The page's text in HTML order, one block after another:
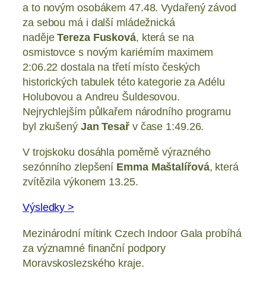
a to novým osobákem 47.48. Vydařený závod
za sebou má i další mládežnická
nadějeTereza Fusková, která se na
osmistovce s novým kariérním maximem
2:06.22 dostala na třetí místo českých
historických tabulek této kategorie za Adélu
Holubovou a Andreu Šuldesovou.
Nejrychlejším půlkařem národního programu
byl zkušený Jan Tesařv čase 1:49.26.
V trojskoku dosáhla poměrně výrazného
sezónního zlepšení Emma Maštalířová, která
zvítězila výkonem 13.25.
Výsledky >
Mezinárodní mítink Czech Indoor Gala probíhá
za významné finanční podpory
Moravskoslezského kraje.